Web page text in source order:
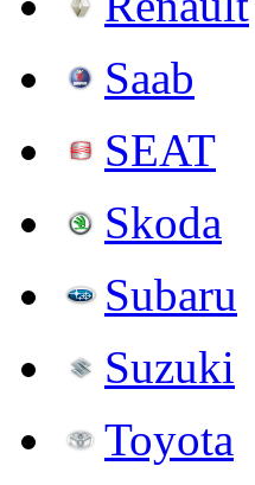
Saab
SEAT
Skoda
Subaru
Suzuki
Toyota